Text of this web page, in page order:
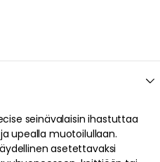
seinävalaisin ihastuttaa
upealla muotoilullaan.
asetettavaksi